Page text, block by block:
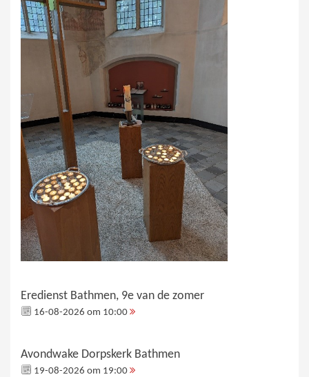
Eredienst Bathmen, 9e van de zomer
16-08-2026 om 10:00
Avondwake Dorpskerk Bathmen
19-08-2026 om 19:00